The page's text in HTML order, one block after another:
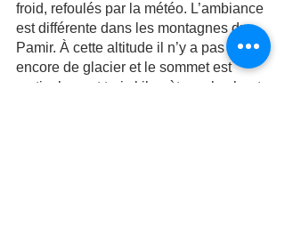
froid, refoulés par la météo. L’ambiance
est différente dans les montagnes du
Pamir. À cette altitude il n’y a pas
encore de glacier et le sommet est
verticalement trois kilomètres plus haut.